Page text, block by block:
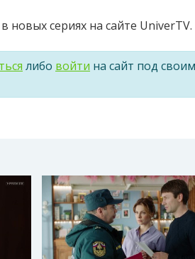
сериях на сайте UniverTV.
либо войти на сайт под своим